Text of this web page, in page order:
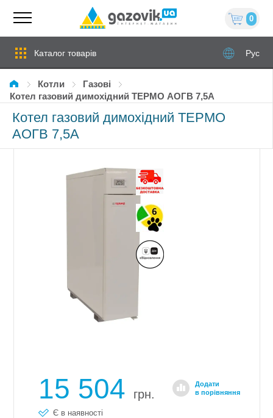
0
Каталог товарів Рус
Котли
газові
Котел газовий димохідний ТЕРМО АОГВ 7,5А
Котел газовий димохідний ТЕРМО
АОГВ 7,5А
15 504 грн.
Додати
в порівняння
Є в наявності